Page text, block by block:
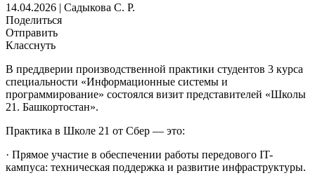
14.04.2026 | Садыкова С. Р.
Поделиться
Отправить
Класснуть
В преддверии производственной практики студентов 3 курса
специальности «Информационные системы и
программирование» состоялся визит представителей «Школы
21. Башкортостан».
Практика в Школе 21 от Сбер — это:
· Прямое участие в обеспечении работы передового IT-
кампуса: техническая поддержка и развитие инфраструктуры.